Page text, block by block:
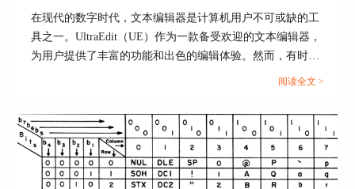
不出意外的话，我们就能够顺利连接上自己的服务
器了，在SSH/telnet控制台下方查看当前连接状
态，也可以点击断开连接按钮来断开本次连接，见
在现代的数字时代，文本编辑器是计算机用户不可或缺的工
具之一。UltraEdit（UE）作为一款备受欢迎的文本编辑器，
为用户提供了丰富的功能和出色的编辑体验。然而，有时用
户可能会遇到应用程序错误的问题，这不仅影响了工作效
会出现应用错误，Ultraedit应用程序错误怎么办。同时，我
们还将分享一些防止UE编辑器报错的实用技巧，以确保你的
编辑体验始终顺畅无阻。...
阅读全文 >